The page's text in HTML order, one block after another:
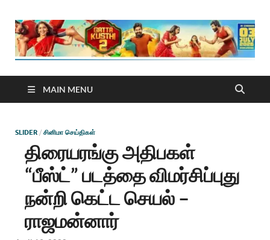
MAIN MENU
SLIDER / சினிமா செய்திகள்
திரையரங்கு அதிபகள்
“பீஸ்ட்” படத்தை விமர்சிப்புது
நன்றி கெட்ட செயல் –
ராஜமன்னார்